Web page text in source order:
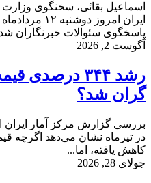
اسماعیل بقائی، سخنگوی
ایران امروز
پاسخگوی سئوالات خبرنگاران
آگوست 2, 2026
رشد ۳۴۴
گران شد؟
بررسی گزارش مرکز آمار ایران
در تیرماه نشان می‌دهد اگرچه
کاهش یافته، اما...
جولای 28, 2026